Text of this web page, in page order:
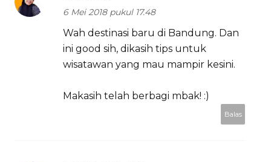
6 Mei 2018 pukul 17.48
Wah destinasi baru di Bandung. Dan
ini good sih, dikasih tips untuk
wisatawan yang mau mampir kesini.
Makasih telah berbagi mbak! :)
Balas